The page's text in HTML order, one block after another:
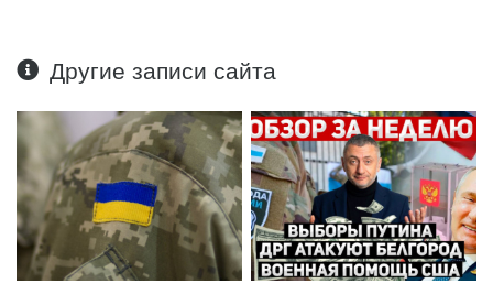
Другие записи сайта